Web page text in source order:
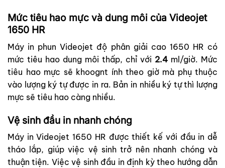
Mức tiêu hao mực và dung môi của Videojet
1650 HR
Máy in phun Videojet độ phân giải cao 1650 HR có
mức tiêu hao dung môi thấp, chỉ với 2.4 ml/giờ. Mức
tiêu hao mực sẽ khoognt ính theo giờ mà phụ thuộc
vào lượng ký tự được in ra. Bản in nhiều ký tự thì lượng
mực sẽ tiêu hao càng nhiều.
Vệ sinh đầu in nhanh chóng
Máy in Videojet 1650 HR được thiết kế với đầu in dễ
tháo lắp, giúp việc vệ sinh trở nên nhanh chóng và
thuận tiện. Việc vệ sinh đầu in định kỳ theo hướng dẫn